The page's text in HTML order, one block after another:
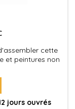
cette
et peintures non
jours ouvrés